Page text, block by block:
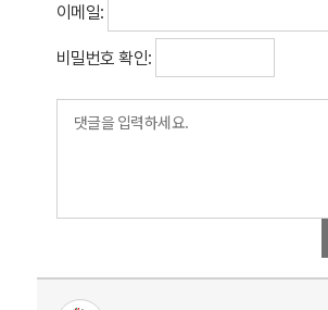
이메일:
비밀번호 확인: